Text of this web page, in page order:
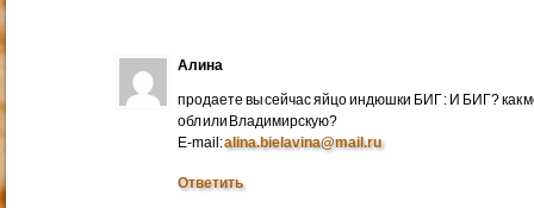
Алина
продаете вы сейчас яйцо индюшки БИГ : И БИГ? как
обл или Владимирскую?
E-mail:alina.bielavina@mail.ru
Ответить